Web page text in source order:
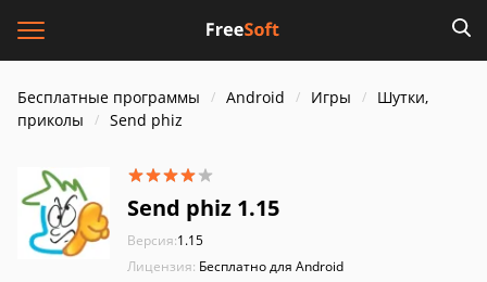
Бесплатные программы Android Игры
Шутки,
приколы
Send phiz
Send phiz 1.15
Версия:1.15
Лицензия: Бесплатно для Android